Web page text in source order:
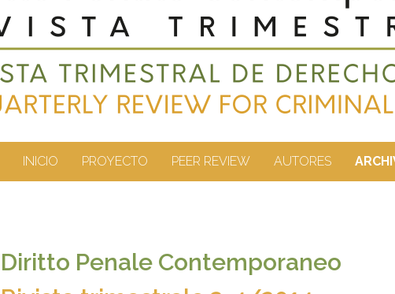
INICIO PROYECTO PEER REVIEW AUTORES
Diritto Penale Contemporaneo